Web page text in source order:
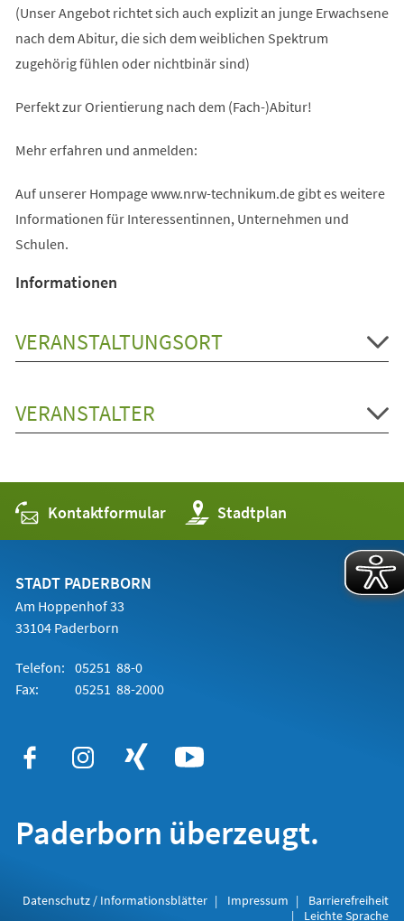
(Unser Angebot richtet sich auch explizit an junge Erwachsene
nach dem Abitur, die sich dem weiblichen Spektrum
zugehörig fühlen oder nichtbinär sind)
Perfekt zur Orientierung nach dem (Fach-)Abitur!
Mehr erfahren und anmelden:
Auf unserer Hompage www.nrw-technikum.de gibt es weitere
Informationen für Interessentinnen, Unternehmen und
Schulen.
Informationen
VERANSTALTUNGSORT
VERANSTALTER
Kontaktformular Stadtplan
(Öffnet
in
einem
STADT PADERBORN
Am Hoppenhof 33
33104 Paderborn
Telefon: 05251 88-0
Fax:
05251 88-2000
Paderborn überzeugt.
Datenschutz / Informationsblätter Impressum
Barrierefreiheit
Leichte Sprache